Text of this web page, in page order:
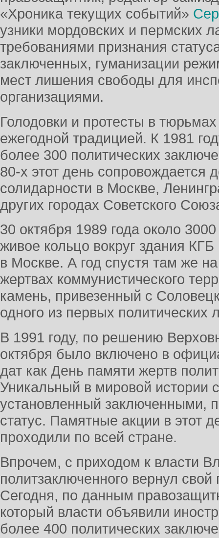
«Хроника текущих событий»
узники мордовских и пермских
требованиями признания
заключенных, гуманизации
мест лишения свободы для
организациями.
Голодовки и протесты в
ежегодной традицией. К 1981
более 300 политических
80-х этот день сопровождается
солидарности в Москве,
других городах Советского
30 октября 1989 года около
живое кольцо вокруг здания
в Москве. А год спустя там же
жертвах коммунистического
камень, привезенный с
одного из первых политических
В 1991 году, по решению
октября было включено в
дат как День памяти жертв
Уникальный в мировой истории
установленный заключенными,
статус. Памятные акции в этот
проходили по всей стране.
Впрочем, с приходом к власти
политзаключенного вернул
Сегодня, по данным
который власти объявили
более 400 политических